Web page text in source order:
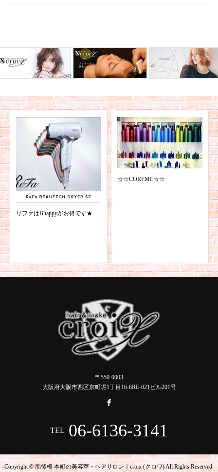
リファはBhappyがお得です★
☆☆COREME☆☆
〒550-0003
大阪府大阪市西区京町堀1丁目16-8RE-021ビル201号
TEL 06-6136-3141
Copyright © 肥後橋 本町の美容室・ヘアサロン｜croix (クロワ) All Rights Reserved.